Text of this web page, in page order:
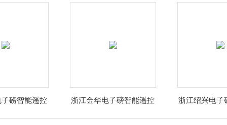
磅智能遥控
浙江金华电子磅智能遥控
浙江绍兴电子